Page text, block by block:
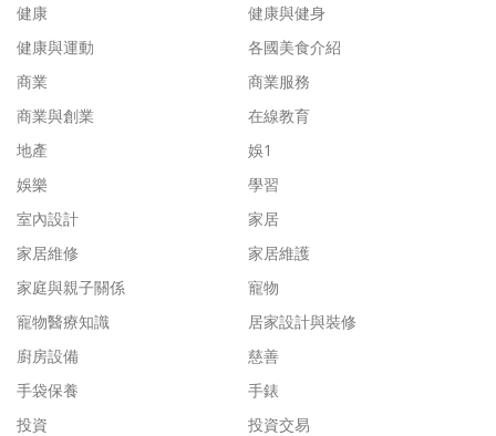
健康
健康與健身
健康與運動
各國美食介紹
商業
商業服務
商業與創業
在線教育
地產
娛1
娛樂
學習
室內設計
家居
家居維修
家居維護
家庭與親子關係
寵物
寵物醫療知識
居家設計與裝修
廚房設備
慈善
手袋保養
手錶
投資
投資交易